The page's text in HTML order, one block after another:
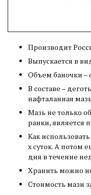
Производит
Выпускается в
Объем баночки –
В составе –
нафталанная
Мазь не только
ранки, является
Как
х суток. А потом
дня в течение
Хранить можно
Стоимость мази